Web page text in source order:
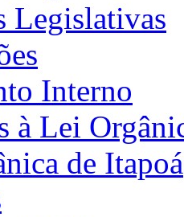
Legislativas
Interno
à Lei
de Itapoá